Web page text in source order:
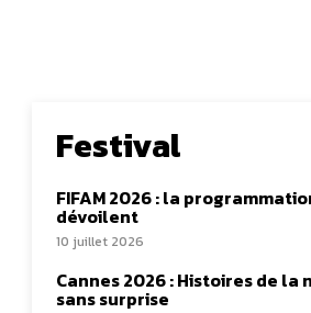
Festival
FIFAM 2026 : la
dévoilent
10 juillet 2026
Cannes 2026 : Histoires de la
sans surprise